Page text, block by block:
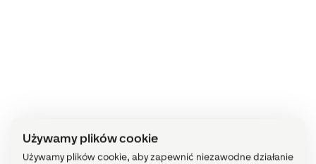
Używamy plików cookie
Używamy plików cookie, aby zapewnić niezawodne działanie
Dowiedz się więcej